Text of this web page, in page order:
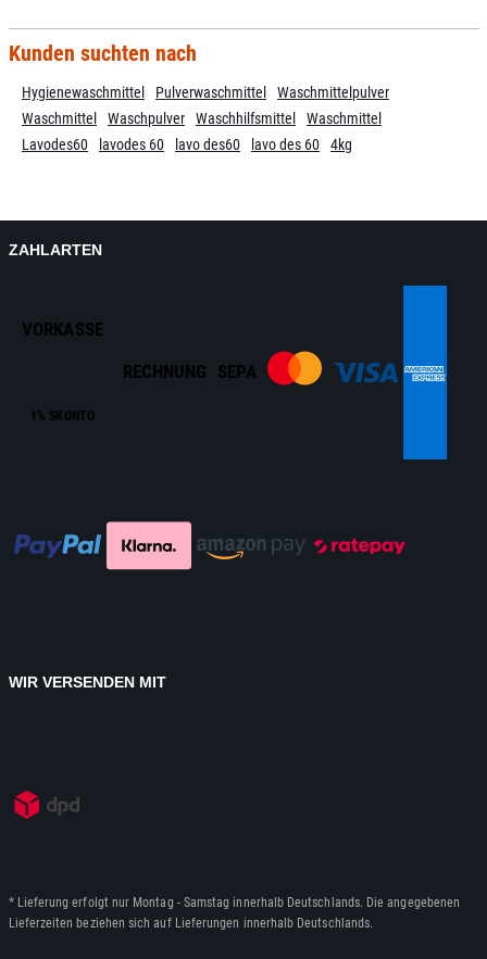
Kunden suchten nach
Hygienewaschmittel Pulverwaschmittel
Waschmittelpulver
Waschmittel
Waschpulver Waschhilfsmittel
Waschmittel
Lavodes60
lavodes 60 lavo des60 lavo des 60 4kg
ZAHLARTEN
VORKASSE
1% SKONTO
RECHNUNG SEPA
WIR VERSENDEN MIT
* Lieferung erfolgt nur Montag - Samstag innerhalb Deutschlands. Die angegebenen
Lieferzeiten beziehen sich auf Lieferungen innerhalb Deutschlands.